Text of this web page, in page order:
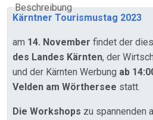
Beschreibung
Kärntner Tourismustag 2023
am 14. November findet der
des Landes Kärnten, der
und der Kärnten Werbung ab
Velden am Wörthersee statt.
Die Workshops zu spannenden